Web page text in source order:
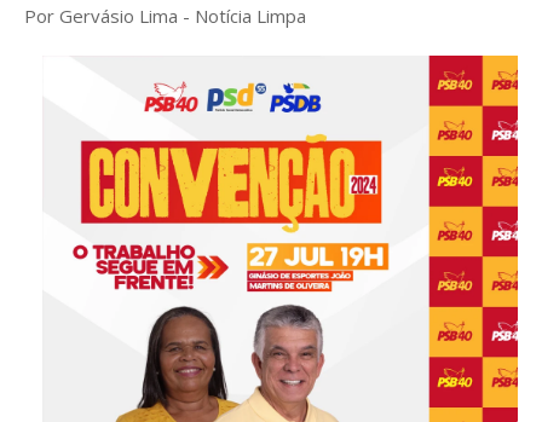
Por Gervásio Lima - Notícia Limpa